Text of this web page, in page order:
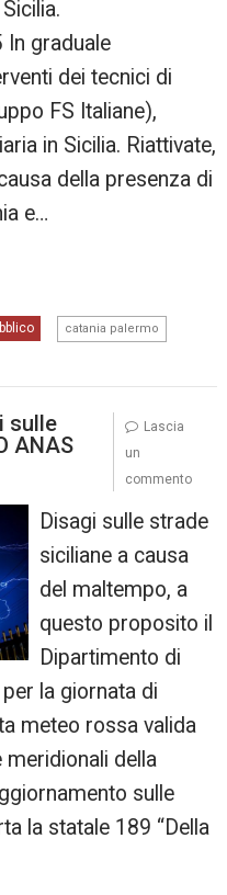
In graduale
dei tecnici di
FS Italiane),
in Sicilia. Riattivate,
della presenza di
e…
catania palermo
sulle
ANAS
Disagi sulle strade
siciliane a causa
del maltempo, a
questo proposito il
Dipartimento di
la giornata di
meteo rossa valida
meridionali della
sulle
la statale 189 “Della
Lascia
un
commento